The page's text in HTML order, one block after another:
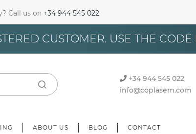
Call us on +34 944 545 022
CUSTOMER. USE THE CODE
+34 944 545 022
info@coplasem.com
ABOUT US BLOG CONTACT
×
Sign in